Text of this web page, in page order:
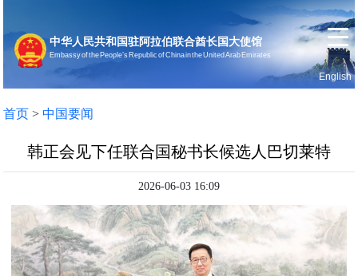
中华人民共和国驻阿拉伯联合酋长国大使馆
Embassy of the People’s Republic of China in the United Arab Emirates
English
首页 >中国要闻
韩正会见下任联合国秘书长候选人巴切莱特
2026-06-03 16:09